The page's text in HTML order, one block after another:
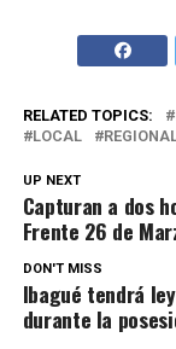
RELATED TOPICS:
LOCAL
UP NEXT
Capturan a dos
Frente 26 de
DON'T MISS
Ibagué tendrá
durante la